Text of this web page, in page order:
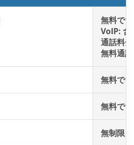
無料で
VoIP: 含
通話料
無料通
無料で
無料で
無制限